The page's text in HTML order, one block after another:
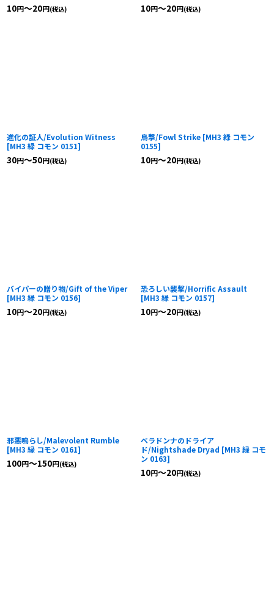
10円～20円(税込) 10円～20円(税込)
進化の証人/Evolution Witness
[MH3 緑 コモン 0151]
30円～50円(税込)
鳥撃/Fowl Strike [MH3 緑 コモン
0155]
10円～20円(税込)
バイパーの贈り物/Gift of the Viper
[MH3 緑 コモン 0156]
10円～20円(税込)
恐ろしい襲撃/Horrific Assault
[MH3 緑 コモン 0157]
10円～20円(税込)
邪悪鳴らし/Malevolent Rumble
[MH3 緑 コモン 0161]
100円～150円(税込)
ベラドンナのドライア
ド/Nightshade Dryad [MH3 緑 コモ
ン 0163]
10円～20円(税込)